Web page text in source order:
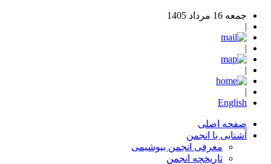
جمعه 16 مرداد 1405
English
صفحه اصلی
آشنایی با انجمن
معرفی انجمن بیوشیمی
تاریخچه انجمن